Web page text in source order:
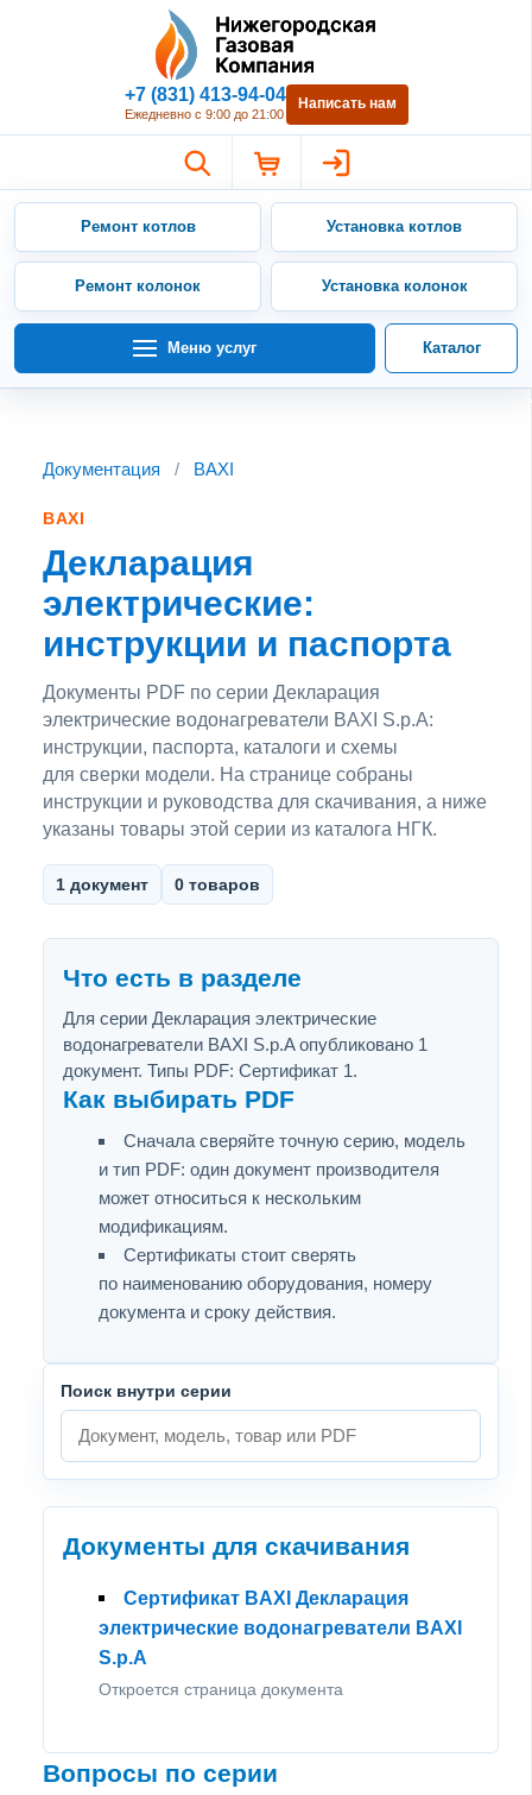
Нижегородская Газовая
+7 (831) 413-94-04
Ежедневно с 9:00 до 21:00
Написать нам
Ремонт котлов Установка котлов
Ремонт колонок Установка колонок
Меню услуг Каталог
Документация / BAXI
BAXI
Декларация
электрические:
инструкции и паспорта
Документы PDF по серии Декларация
электрические водонагреватели BAXI S.p.A:
инструкции, паспорта, каталоги и схемы
для сверки модели. На странице собраны
инструкции и руководства для скачивания, а ниже
указаны товары этой серии из каталога НГК.
1 документ 0 товаров
Что есть в разделе
Для серии Декларация электрические
водонагреватели BAXI S.p.A опубликовано 1
документ. Типы PDF: Сертификат 1.
Как выбирать PDF
Сначала сверяйте точную серию, модель
и тип PDF: один документ производителя
может относиться к нескольким
модификациям.
Сертификаты стоит сверять
по наименованию оборудования, номеру
документа и сроку действия.
Поиск внутри серии
Документы для скачивания
Сертификат BAXI Декларация
электрические водонагреватели BAXI
S.p.A
Откроется страница документа
Вопросы по серии